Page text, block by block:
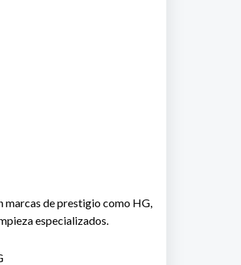
marcas de prestigio como HG,
especializados.